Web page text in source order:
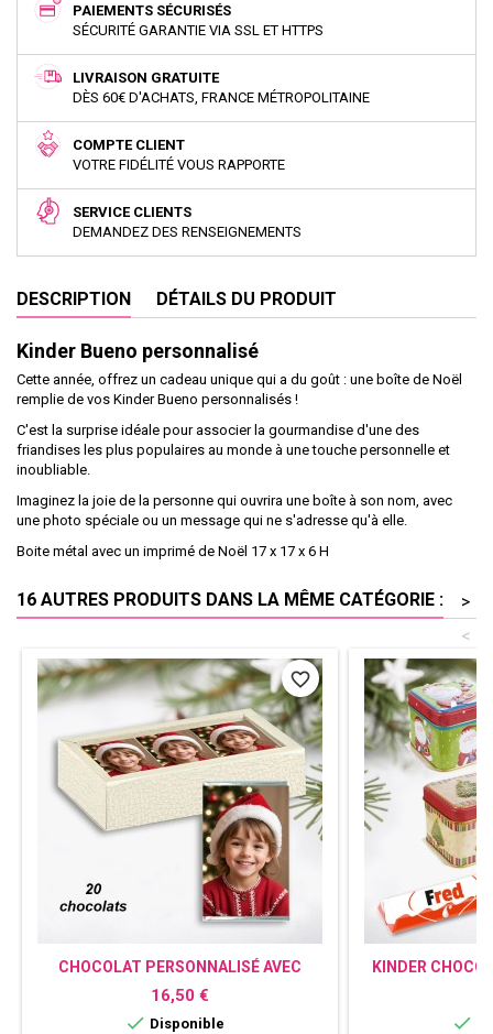
PAIEMENTS SÉCURISÉS
SÉCURITÉ GARANTIE VIA SSL ET HTTPS
LIVRAISON GRATUITE
DÈS 60€ D'ACHATS, FRANCE MÉTROPOLITAINE
COMPTE CLIENT
VOTRE FIDÉLITÉ VOUS RAPPORTE
SERVICE CLIENTS
DEMANDEZ DES RENSEIGNEMENTS
DESCRIPTION DÉTAILS DU PRODUIT
Kinder Bueno personnalisé
Cette année, offrez un cadeau unique qui a du goût : une boîte de Noël
remplie de vos Kinder Bueno personnalisés !
C'est la surprise idéale pour associer la gourmandise d'une des
friandises les plus populaires au monde à une touche personnelle et
inoubliable.
Imaginez la joie de la personne qui ouvrira une boîte à son nom, avec
une photo spéciale ou un message qui ne s'adresse qu'à elle.
Boite métal avec un imprimé de Noël 17 x 17 x 6 H
16 AUTRES PRODUITS DANS LA MÊME CATÉGORIE :
>
<
CHOCOLAT PERSONNALISÉ AVEC
PHOTO
Prix
16,50 €
 Disponible
favorite_border
KINDER
